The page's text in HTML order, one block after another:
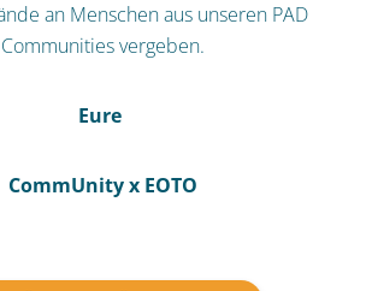
an Menschen aus unseren PAD
Communities vergeben.
Eure
CommUnity x EOTO